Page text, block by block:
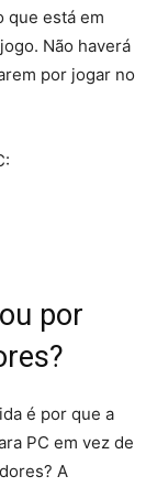
que está em
Não haverá
por jogar no
por
é por que a
PC em vez de
A